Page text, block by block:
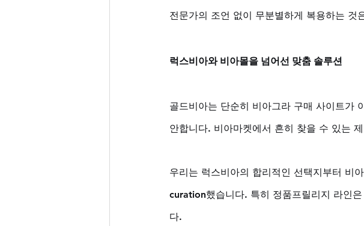
전문가의 조언 없이 무분별하게 복용하는 것
럭스비아와 비아몰을 넘어선 맞춤 솔루션
골드비아는 단순히 비아그라 구매 사이트가
안합니다. 비아마켓에서 흔히 찾을 수 있는
우리는 럭스비아의 합리적인 선택지부터 비
curation했습니다. 특히 정품프릴리지 라인
다.